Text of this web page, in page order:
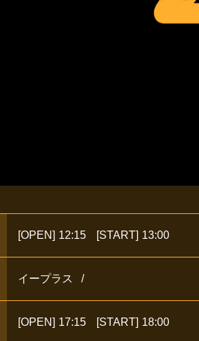
[OPEN] 12:15 [START] 13:00
イープラス
[OPEN] 17:15 [START] 18:00